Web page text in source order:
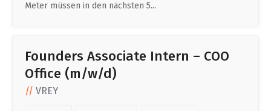
Meter müssen in den nächsten 5...
Founders Associate Intern – COO
Office (m/w/d)
VREY